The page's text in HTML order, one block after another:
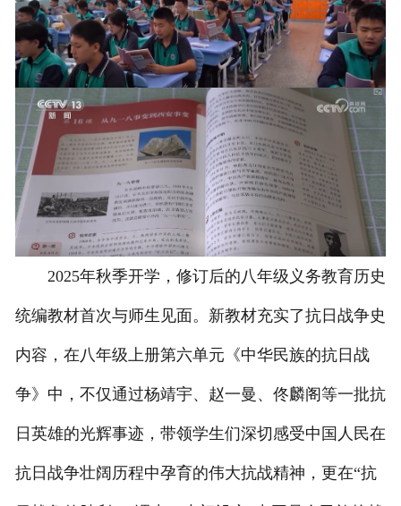
2025年秋季开学，修订后的八年级义务教育历史
统编教材首次与师生见面。新教材充实了抗日战争史
内容，在八年级上册第六单元《中华民族的抗日战
争》中，不仅通过杨靖宇、赵一曼、佟麟阁等一批抗
日英雄的光辉事迹，带领学生们深切感受中国人民在
抗日战争壮阔历程中孕育的伟大抗战精神，更在“抗